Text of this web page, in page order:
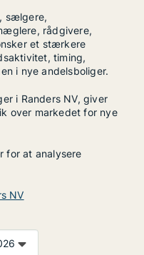
sælgere,
rådgivere,
et stærkere
timing,
i nye andelsboliger.
i Randers NV, giver
over markedet for nye
for at analysere
NV